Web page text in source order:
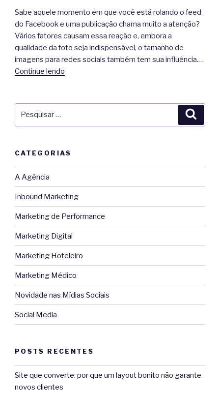
Sabe aquele momento em que você está rolando o feed
do Facebook e uma publicação chama muito a atenção?
Vários fatores causam essa reação e, embora a
qualidade da foto seja indispensável, o tamanho de
imagens para redes sociais também tem sua influência.…
Continue lendo
CATEGORIAS
A Agência
Inbound Marketing
Marketing de Performance
Marketing Digital
Marketing Hoteleiro
Marketing Médico
Novidade nas Mídias Sociais
Social Media
POSTS RECENTES
Site que converte: por que um layout bonito não garante
novos clientes